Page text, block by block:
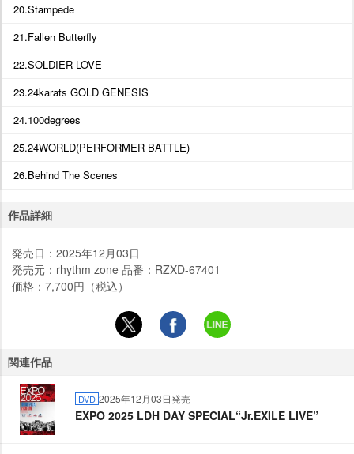
20.Stampede
21.Fallen Butterfly
22.SOLDIER LOVE
23.24karats GOLD GENESIS
24.100degrees
25.24WORLD(PERFORMER BATTLE)
26.Behind The Scenes
作品詳細
発売日：2025年12月03日
発売元：rhythm zone 品番：RZXD-67401
価格：7,700円（税込）
関連作品
DVD 2025年12月03日発売
EXPO 2025 LDH DAY SPECIAL“Jr.EXILE LIVE”